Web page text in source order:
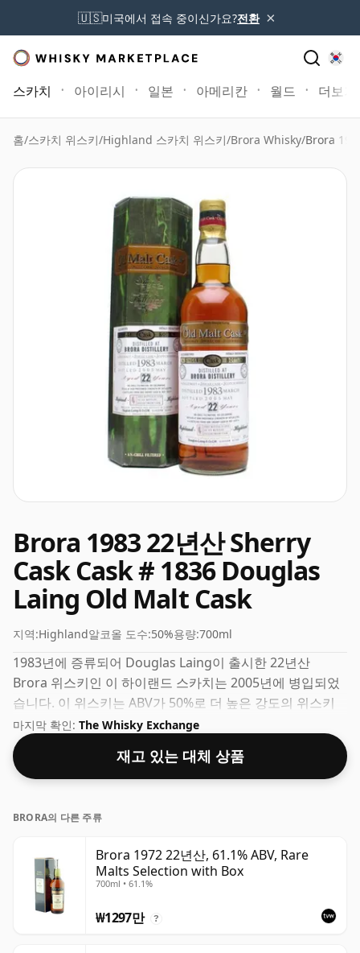
🇺🇸미국에서 접속 중이신가요?전환 ×
스카치 아이리시 일본 아메리칸 월드 더보기
홈/스카치 위스키/Highland 스카치 위스키/Brora Whisky/Brora
Brora 1983 22년산 Sherry
Cask Cask # 1836 Douglas
Laing Old Malt Cask
지역:Highland알코올 도수:50%용량:700ml
1983년에 증류되어 Douglas Laing이 출시한 22년산
Brora 위스키인 이 하이랜드 스카치는 2005년에 병입되었
습니다. 이 위스키는 ABV가 50%로 더 높은 강도의 위스키
로 간주될 수 있습니다. 70cl의 일반 병입 크기로 제공됩니
다.
마지막 확인: The Whisky Exchange
재고 있는 대체 상품
BRORA의 다른 주류
Brora 1972 22년산, 61.1% ABV, Rare
Malts Selection with Box
700ml • 61.1%
₩1297만 ?